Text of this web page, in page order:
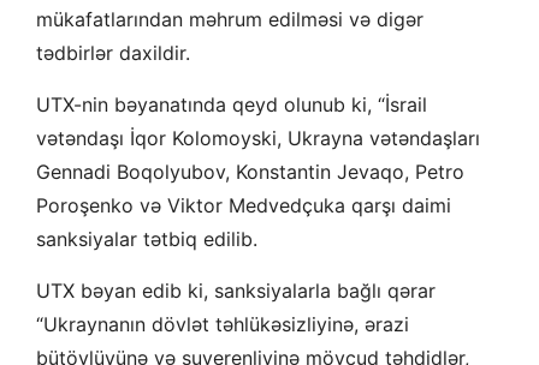
mükafatlarından məhrum edilməsi və digər
tədbirlər daxildir.
UTX-nin bəyanatında qeyd olunub ki, “İsrail
vətəndaşı İqor Kolomoyski, Ukrayna vətəndaşları
Gennadi Boqolyubov, Konstantin Jevaqo, Petro
Poroşenko və Viktor Medvedçuka qarşı daimi
sanksiyalar tətbiq edilib.
UTX bəyan edib ki, sanksiyalarla bağlı qərar
“Ukraynanın dövlət təhlükəsizliyinə, ərazi
bütövlüyünə və suverenliyinə mövcud təhdidlər,